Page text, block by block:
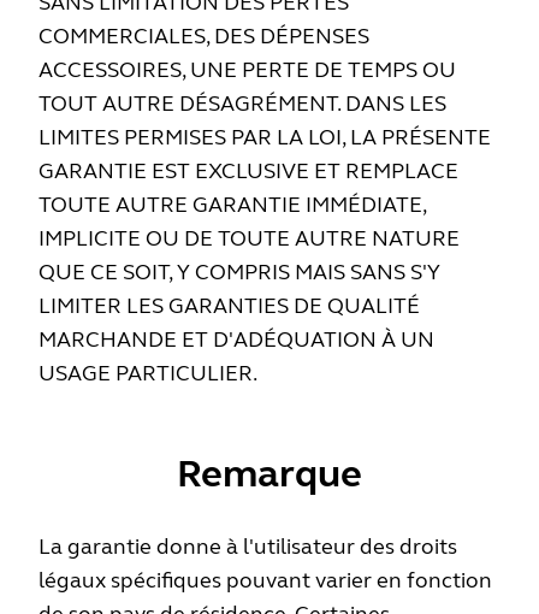
COMMERCIALES, DES DÉPENSES
ACCESSOIRES, UNE PERTE DE TEMPS OU
TOUT AUTRE DÉSAGRÉMENT. DANS LES
LIMITES PERMISES PAR LA LOI, LA PRÉSENTE
GARANTIE EST EXCLUSIVE ET REMPLACE
TOUTE AUTRE GARANTIE IMMÉDIATE,
IMPLICITE OU DE TOUTE AUTRE NATURE
QUE CE SOIT, Y COMPRIS MAIS SANS S'Y
LIMITER LES GARANTIES DE QUALITÉ
MARCHANDE ET D'ADÉQUATION À UN
USAGE PARTICULIER.
Remarque
La garantie donne à l'utilisateur des droits
légaux spécifiques pouvant varier en fonction